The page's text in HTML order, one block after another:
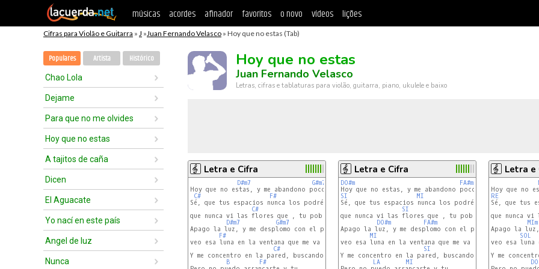
músicas acordes afinador favoritos o novo vídeos lições
Cifras para Violão e Guitarra » J »Juan Fernando Velasco » Hoy que no estas (Tab)
Populares Artista Histórico
Chao Lola
Dejame
Para que no me olvides
Hoy que no estas
A tajitos de caña
Dicen
El Aguacate
Yo nací en este país
Angel de luz
Nunca
Hoy que no estas
Juan Fernando Velasco
Letras, cifras e tablaturas para violão, guitarra, piano, ukulele e baixo
Letra e Cifra
D#m7
G#m7
Hoy que no estas, y me abandono poco a poco y tengo frio
C#
F#
Sé, que tus espacios nunca los podré llenar sin ti,
C#
A#7
que nunca vi las flores que , tu pobre corazón, me entregaban...
D#m7
G#m7
C#
Apago la luz, y me desplomo con el peso de mi soledad,
F#
veo esa luna en la ventana que me va a matar.
C#
Y me concentro en la pared, buscando no pensar, no pensar en ti.
B
F#
Letra e Cifra
DO#m
FA#m
SI
MI
Sé, que tus espacios nunca los podré llenar sin ti,
SI
que nunca vi las flores que , tu pobre corazón, me
DO#m
FA#m
Apago la luz, y me desplomo con el peso de mi soledad,
MI
veo esa luna en la ventana que me va a matar.
SI
Y me concentro en la pared, buscando no pensar, no
LA
MI
Letra e
RE
Sé, que tus
que nunca vi
MIm
Apago la luz,
SOL
veo esa luna
Y me
DO